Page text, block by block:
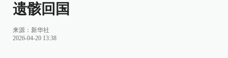
遗骸回国
来源： 新华社
2026-04-20 13:38